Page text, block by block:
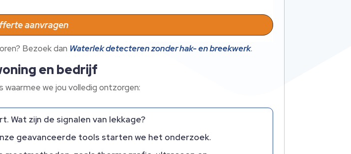
aanvragen
Bezoek dan Waterlek detecteren zonder hak- en breekwerk.​
en bedrijf
we jou volledig ontzorgen:
Wat zijn de signalen van lekkage?
geavanceerde tools starten we het onderzoek.​